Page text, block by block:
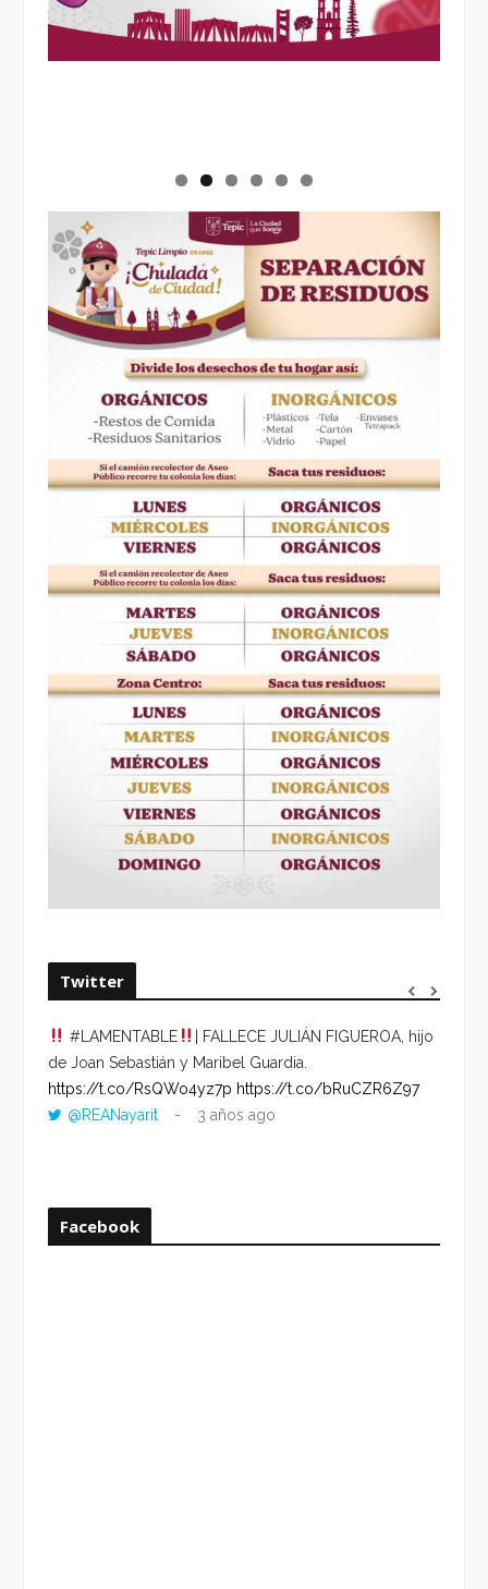
Twitter
#LAMENTABLE
| FALLECE JULIÁN FIGUEROA, hijo
de Joan Sebastián y Maribel Guardia.
https://t.co/RsQWo4yz7p https://t.co/bRuCZR6Z97
@REANayarit
3 años ago
Facebook